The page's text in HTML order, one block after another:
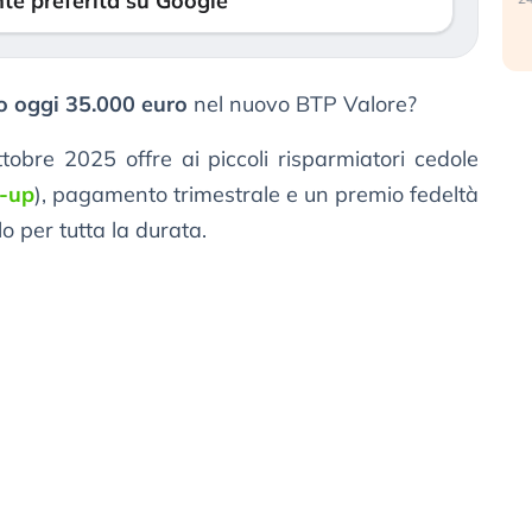
oggi 35.000 euro nel nuovo BTP Valore?
2025 offre ai piccoli risparmiatori cedole
up), pagamento trimestrale e un premio fedeltà
per tutta la durata.